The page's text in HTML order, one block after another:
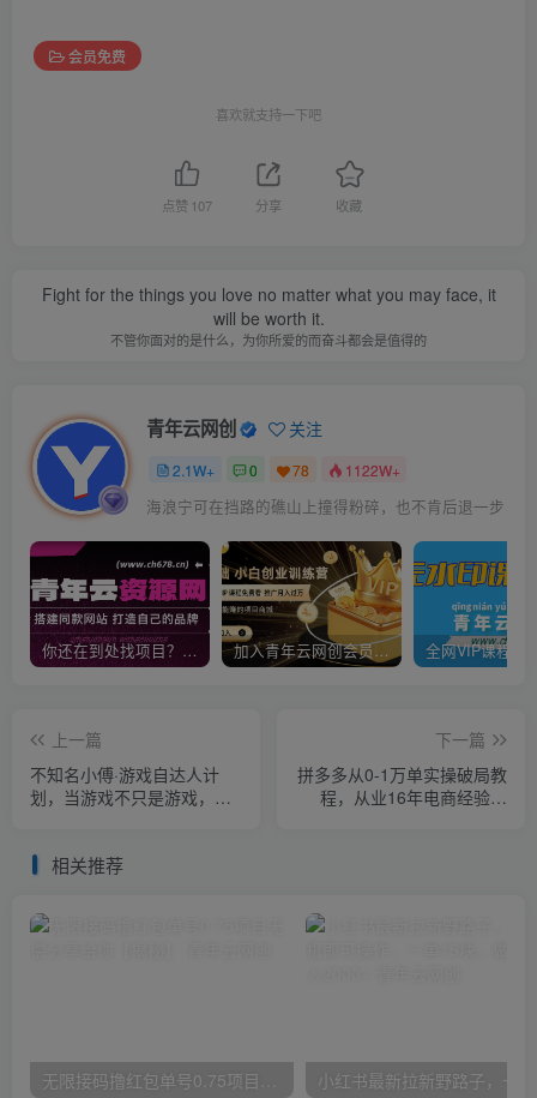
会员免费
喜欢就支持一下吧
点赞 107 分享 收藏
Fight for the things you love no matter what you may face, it
will be worth it.
不管你面对的是什么，为你所爱的而奋斗都会是值得的
青年云网创 关注
2.1W+ 0 78 1122W+
海浪宁可在挡路的礁山上撞得粉碎，也不肯后退一步
你还在到处找项目？还在当韭菜？我靠卖项目一个月收入5万+，曾经我也是个失败者。 加入青年云网创会员，全站资源免费学习。加入高级合伙人，推广日入1000+
上一篇
不知名小傅·游戏自达人计
划，​当游戏不只是游戏，利
下一篇
拼多多从0-1万单实操破局教
程，从业16年电商经验打
相关推荐
无限接码撸红包单号0.75项目无偿分享给你【揭秘】